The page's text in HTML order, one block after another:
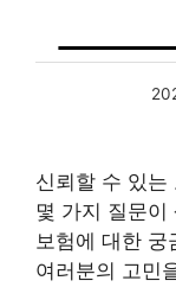
신뢰할 수 있는
몇 가지 질문이
보험에 대한 궁
여러분의 고민